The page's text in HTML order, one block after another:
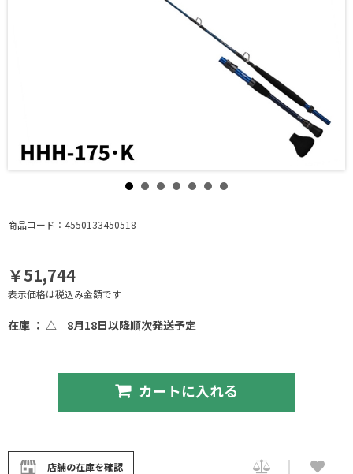
商品コード：4550133450518
￥51,744
表示価格は税込み金額です
在庫 ： △ 8月18日以降順次発送予定
カートに入れる
店舗の在庫を確認